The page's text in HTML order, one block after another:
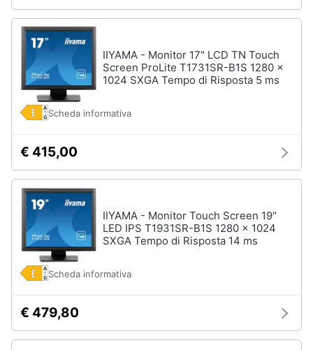
IIYAMA - Monitor 17" LCD TN Touch
Screen ProLite T1731SR-B1S 1280 x
1024 SXGA Tempo di Risposta 5 ms
Scheda informativa
€ 415,00
IIYAMA - Monitor Touch Screen 19"
LED IPS T1931SR-B1S 1280 x 1024
SXGA Tempo di Risposta 14 ms
Scheda informativa
€ 479,80